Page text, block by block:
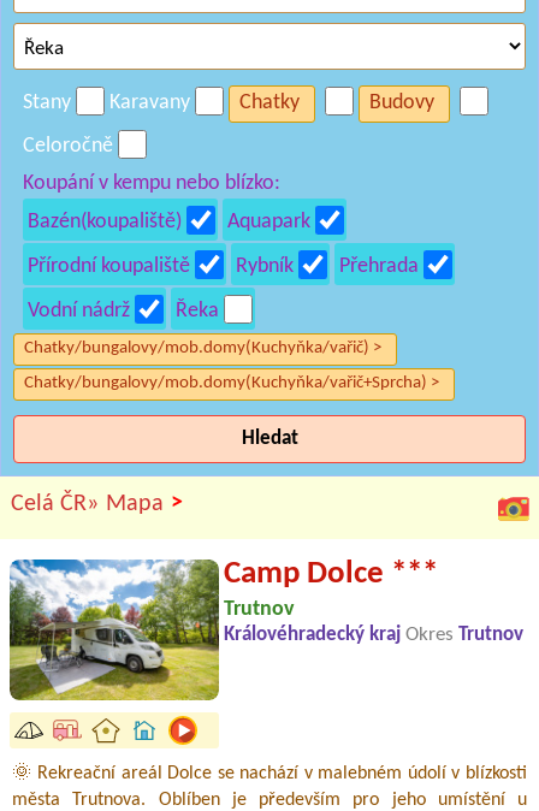
Stany Karavany Chatky
Budovy
Celoročně
Koupání v kempu nebo blízko:
Bazén(koupaliště)
Aquapark
Přírodní koupaliště
Rybník
Přehrada
Vodní nádrž
Řeka
Chatky/bungalovy/mob.domy(Kuchyňka/vařič) >
Chatky/bungalovy/mob.domy(Kuchyňka/vařič+Sprcha) >
Hledat
Celá ČR» Mapa >
Camp Dolce ***
Trutnov
Královéhradecký kraj Okres Trutnov
🌞 Rekreační areál Dolce se nachází v malebném údolí v blízkosti
města Trutnova. Oblíben je především pro jeho umístění u